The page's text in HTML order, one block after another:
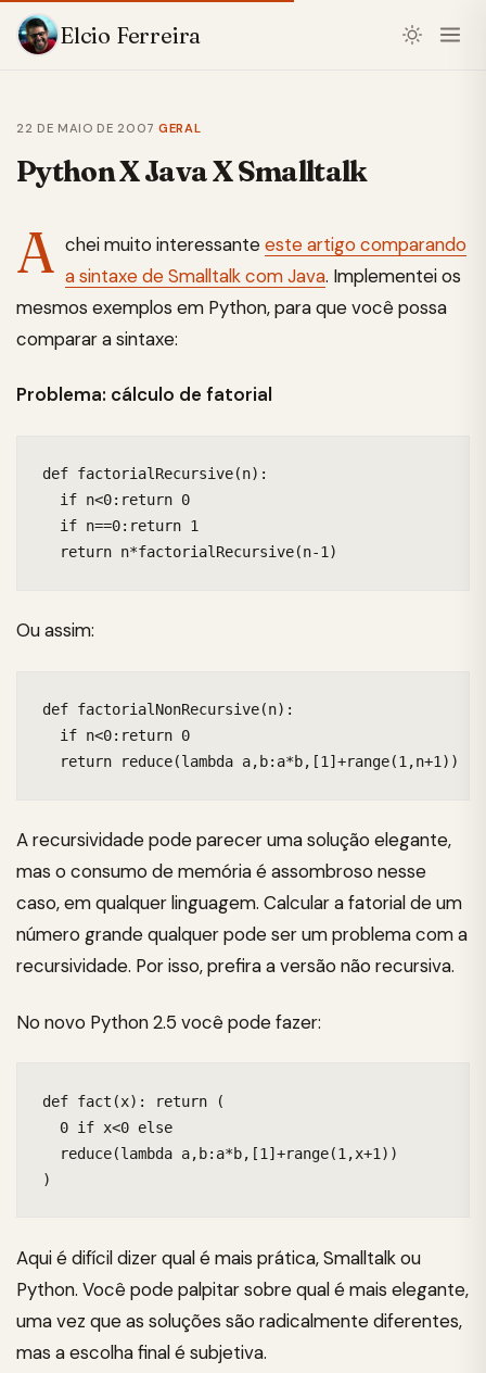
Elcio Ferreira
22 DE MAIO DE 2007 GERAL
Python X Java X Smalltalk
A chei muito interessanteeste artigo comparando
a sintaxe de Smalltalk com Java. Implementei os
mesmos exemplos em Python, para que você possa
comparar a sintaxe:
Problema: cálculo de fatorial
def factorialRecursive(n):
if n<0:return 0
if n==0:return 1
return n*factorialRecursive(n-1)
Ou assim:
def factorialNonRecursive(n):
if n<0:return 0
return reduce(lambda a,b:a*b,[1]+range(1,n+1))
A recursividade pode parecer uma solução elegante,
mas o consumo de memória é assombroso nesse
caso, em qualquer linguagem. Calcular a fatorial de um
número grande qualquer pode ser um problema com a
recursividade. Por isso, prefira a versão não recursiva.
No novo Python 2.5 você pode fazer:
def fact(x): return (
0 if x<0 else
reduce(lambda a,b:a*b,[1]+range(1,x+1))
)
Aqui é difícil dizer qual é mais prática, Smalltalk ou
Python. Você pode palpitar sobre qual é mais elegante,
uma vez que as soluções são radicalmente diferentes,
mas a escolha final é subjetiva.